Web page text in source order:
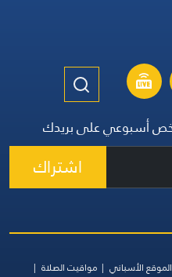
أسبوعي على بريدك
اشتراك
الموقع الأسباني مواقيت الصلاة